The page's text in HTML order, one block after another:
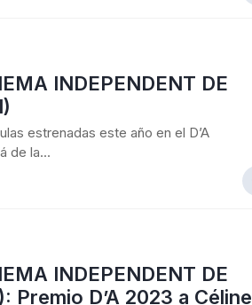
INDEPENDENT DE
estrenadas este año en el D’A
de la...
INDEPENDENT DE
Premio D’A 2023 a Céline